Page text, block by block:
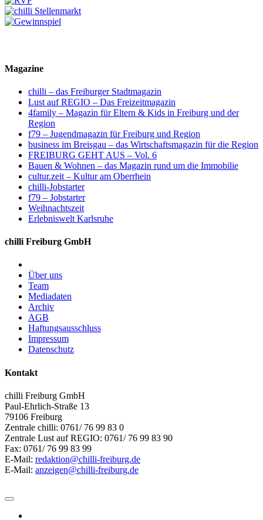
Magazine
chilli – das Freiburger Stadtmagazin
Lust auf REGIO – Das Freizeitmagazin
4family – Magazin für Eltern & Kids in Freiburg und der
Region
f79 – Jugendmagazin für Freiburg und Region
business im Breisgau – das Wirtschaftsmagazin für die Region
FREIBURG GEHT AUS – Vol. 6
Bauen & Wohnen – das Magazin rund um die Immobilie
cultur.zeit – Kultur am Oberrhein
chilli-Jobstarter
f79 – Jobstarter
Weihnachtszeit
Erlebniswelt Karlsruhe
chilli Freiburg GmbH
Über uns
Team
Mediadaten
Archiv
AGB
Haftungsausschluss
Impressum
Datenschutz
Kontakt
chilli Freiburg GmbH
Paul-Ehrlich-Straße 13
79106 Freiburg
Zentrale chilli: 0761/ 76 99 83 0
Zentrale Lust auf REGIO: 0761/ 76 99 83 90
Fax: 0761/ 76 99 83 99
E-Mail: redaktion@chilli-freiburg.de
E-Mail: anzeigen@chilli-freiburg.de